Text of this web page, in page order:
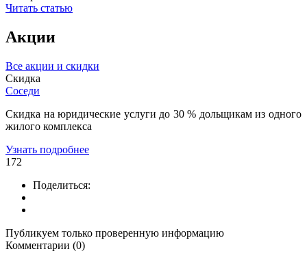
Читать статью
Акции
Все акции и скидки
Скидка
Соседи
Скидка на юридические услуги до 30 % дольщикам из одного
жилого комплекса
Узнать подробнее
172
Поделиться:
Публикуем только проверенную информацию
Комментарии (0)